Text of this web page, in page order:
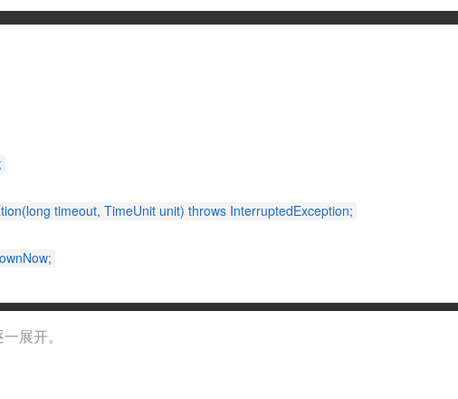
timeout, TimeUnit unit) throws InterruptedException;
展开。